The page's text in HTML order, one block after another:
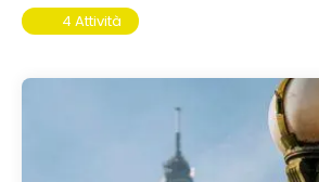
4 Attività